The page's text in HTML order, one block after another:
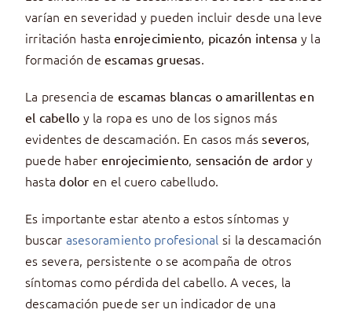
varían en severidad y pueden incluir desde una leve
irritación hastaenrojecimiento, picazón intensa y la
formación de escamas gruesas.
La presencia de escamas blancas o amarillentas en
el cabello y la ropa es uno de los signos más
evidentes de descamación. En casos másseveros,
puede haber enrojecimiento, sensación de ardor y
hastadolor en el cuero cabelludo.
Es importante estar atento a estos síntomas y
buscar asesoramiento profesional si la descamación
es severa, persistente o se acompaña de otros
síntomas como pérdida del cabello. A veces, la
descamación puede ser un indicador de una